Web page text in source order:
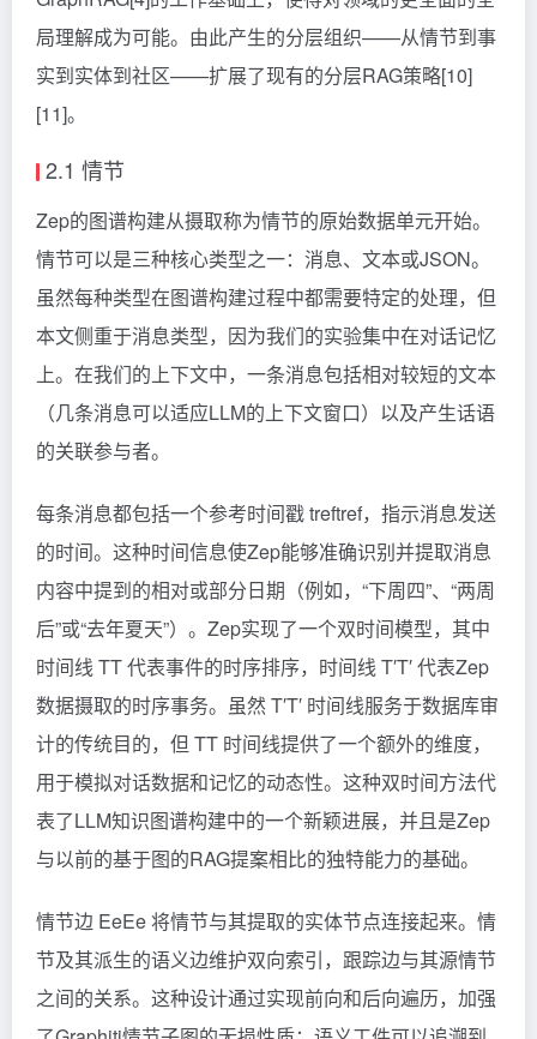
局理解成为可能。由此产生的分层组织——从情节到事
实到实体到社区——扩展了现有的分层RAG策略[10]
[11]。
2.1 情节
Zep的图谱构建从摄取称为情节的原始数据单元开始。
情节可以是三种核心类型之一：消息、文本或JSON。
虽然每种类型在图谱构建过程中都需要特定的处理，但
本文侧重于消息类型，因为我们的实验集中在对话记忆
上。在我们的上下文中，一条消息包括相对较短的文本
（几条消息可以适应LLM的上下文窗口）以及产生话语
的关联参与者。
每条消息都包括一个参考时间戳 treftref​，指示消息发送
的时间。这种时间信息使Zep能够准确识别并提取消息
内容中提到的相对或部分日期（例如，“下周四”、“两周
后”或“去年夏天”）。Zep实现了一个双时间模型，其中
时间线 TT代表事件的时序排序，时间线 T′T′代表Zep
数据摄取的时序事务。虽然 T′T′ 时间线服务于数据库审
计的传统目的，但 TT 时间线提供了一个额外的维度，
用于模拟对话数据和记忆的动态性。这种双时间方法代
表了LLM知识图谱构建中的一个新颖进展，并且是Zep
与以前的基于图的RAG提案相比的独特能力的基础。
情节边 EeEe​将情节与其提取的实体节点连接起来。情
节及其派生的语义边维护双向索引，跟踪边与其源情节
之间的关系。这种设计通过实现前向和后向遍历，加强